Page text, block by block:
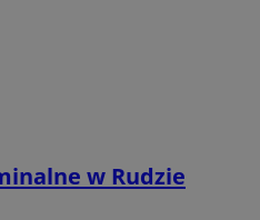
w Rudzie